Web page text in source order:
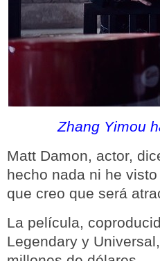
Zhang Yimou
Matt Damon, actor,
hecho nada ni he
que creo que será
La película,
Legendary y